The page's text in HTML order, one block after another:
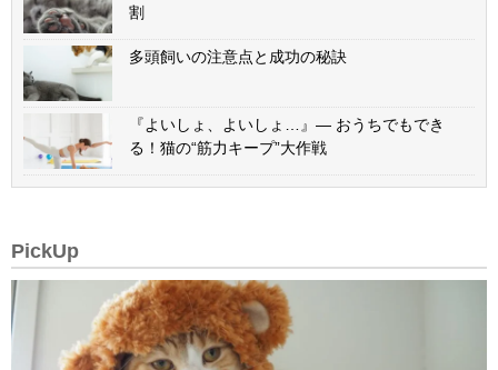
割
多頭飼いの注意点と成功の秘訣
『よいしょ、よいしょ…』— おうちでもでき
る！猫の“筋力キープ”大作戦
PickUp